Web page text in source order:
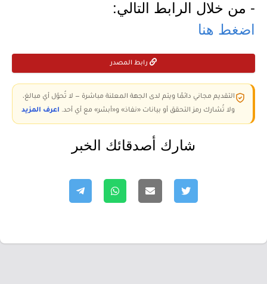
- من خلال الرابط التالي:
اضغط هنا
رابط المصدر
التقديم مجاني دائمًا ويتم لدى الجهة المعلنة مباشرة — لا تُحوّل أي مبالغ،
ولا تُشارك رمز التحقق أو بيانات «نفاذ» و«أبشر» مع أي أحد. اعرف المزيد
شارك أصدقائك الخبر